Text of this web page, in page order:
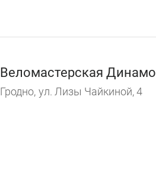
Веломастерская Динамо
Гродно, ул. Лизы Чайкиной, 4